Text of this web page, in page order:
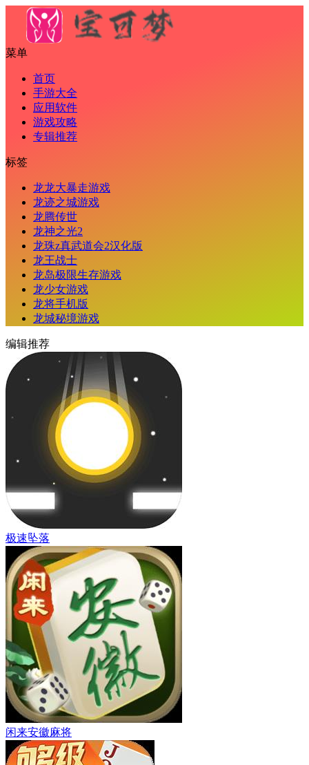
菜单
首页
手游大全
应用软件
游戏攻略
专辑推荐
标签
龙龙大暴走游戏
龙迹之城游戏
龙腾传世
龙神之光2
龙珠z真武道会2汉化版
龙王战士
龙岛极限生存游戏
龙少女游戏
龙将手机版
龙城秘境游戏
编辑推荐
极速坠落
闲来安徽麻将